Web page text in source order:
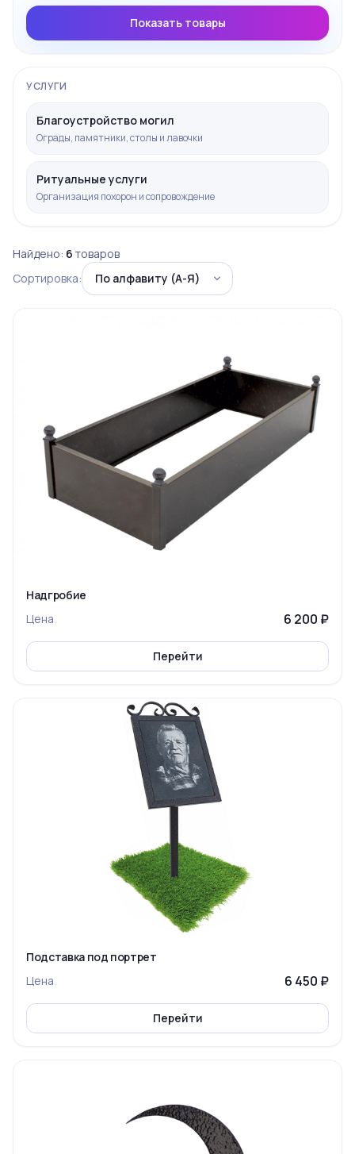
Показать товары
УСЛУГИ
Благоустройство могил
Ограды, памятники, столы и лавочки
Ритуальные услуги
Организация похорон и сопровождение
Найдено: 6 товаров
Сортировка:
Надгробие
Цена
6 200 ₽
Перейти
Подставка под портрет
Цена
6 450 ₽
Перейти